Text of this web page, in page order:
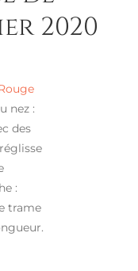
2020
nez :
des
:
trame